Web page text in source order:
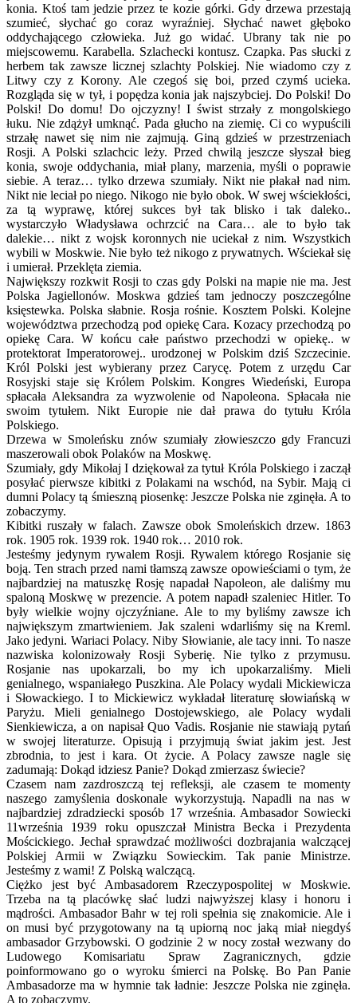
konia. Ktoś tam jedzie przez te kozie górki. Gdy drzewa przestają
szumieć, słychać go coraz wyraźniej. Słychać nawet głęboko
oddychającego człowieka. Już go widać. Ubrany tak nie po
miejscowemu. Karabella. Szlachecki kontusz. Czapka. Pas słucki z
herbem tak zawsze licznej szlachty Polskiej. Nie wiadomo czy z
Litwy czy z Korony. Ale czegoś się boi, przed czymś ucieka.
Rozgląda się w tył, i popędza konia jak najszybciej. Do Polski! Do
Polski! Do domu! Do ojczyzny! I świst strzały z mongolskiego
łuku. Nie zdążył umknąć. Pada głucho na ziemię. Ci co wypuścili
strzałę nawet się nim nie zajmują. Giną gdzieś w przestrzeniach
Rosji. A Polski szlachcic leży. Przed chwilą jeszcze słyszał bieg
konia, swoje oddychania, miał plany, marzenia, myśli o poprawie
siebie. A teraz… tylko drzewa szumiały. Nikt nie płakał nad nim.
Nikt nie leciał po niego. Nikogo nie było obok. W swej wściekłości,
za tą wyprawę, której sukces był tak blisko i tak daleko..
wystarczyło Władysława ochrzcić na Cara… ale to było tak
dalekie… nikt z wojsk koronnych nie uciekał z nim. Wszystkich
wybili w Moskwie. Nie było też nikogo z prywatnych. Wściekał się
i umierał. Przeklęta ziemia.
Największy rozkwit Rosji to czas gdy Polski na mapie nie ma. Jest
Polska Jagiellonów. Moskwa gdzieś tam jednoczy poszczególne
księstewka. Polska słabnie. Rosja rośnie. Kosztem Polski. Kolejne
województwa przechodzą pod opiekę Cara. Kozacy przechodzą po
opiekę Cara. W końcu całe państwo przechodzi w opiekę.. w
protektorat Imperatorowej.. urodzonej w Polskim dziś Szczecinie.
Król Polski jest wybierany przez Carycę. Potem z urzędu Car
Rosyjski staje się Królem Polskim. Kongres Wiedeński, Europa
spłacała Aleksandra za wyzwolenie od Napoleona. Spłacała nie
swoim tytułem. Nikt Europie nie dał prawa do tytułu Króla
Polskiego.
Drzewa w Smoleńsku znów szumiały złowieszczo gdy Francuzi
maszerowali obok Polaków na Moskwę.
Szumiały, gdy Mikołaj I dziękował za tytuł Króla Polskiego i zaczął
posyłać pierwsze kibitki z Polakami na wschód, na Sybir. Mają ci
dumni Polacy tą śmieszną piosenkę: Jeszcze Polska nie zginęła. A to
zobaczymy.
Kibitki ruszały w falach. Zawsze obok Smoleńskich drzew. 1863
rok. 1905 rok. 1939 rok. 1940 rok… 2010 rok.
Jesteśmy jedynym rywalem Rosji. Rywalem którego Rosjanie się
boją. Ten strach przed nami tłamszą zawsze opowieściami o tym, że
najbardziej na matuszkę Rosję napadał Napoleon, ale daliśmy mu
spaloną Moskwę w prezencie. A potem napadł szaleniec Hitler. To
były wielkie wojny ojczyźniane. Ale to my byliśmy zawsze ich
największym zmartwieniem. Jak szaleni wdarliśmy się na Kreml.
Jako jedyni. Wariaci Polacy. Niby Słowianie, ale tacy inni. To nasze
nazwiska kolonizowały Rosji Syberię. Nie tylko z przymusu.
Rosjanie nas upokarzali, bo my ich upokarzaliśmy. Mieli
genialnego, wspaniałego Puszkina. Ale Polacy wydali Mickiewicza
i Słowackiego. I to Mickiewicz wykładał literaturę słowiańską w
Paryżu. Mieli genialnego Dostojewskiego, ale Polacy wydali
Sienkiewicza, a on napisał Quo Vadis. Rosjanie nie stawiają pytań
w swojej literaturze. Opisują i przyjmują świat jakim jest. Jest
zbrodnia, to jest i kara. Ot życie. A Polacy zawsze nagle się
zadumają: Dokąd idziesz Panie? Dokąd zmierzasz świecie?
Czasem nam zazdroszczą tej refleksji, ale czasem te momenty
naszego zamyślenia doskonale wykorzystują. Napadli na nas w
najbardziej zdradziecki sposób 17 września. Ambasador Sowiecki
11września 1939 roku opuszczał Ministra Becka i Prezydenta
Mościckiego. Jechał sprawdzać możliwości dozbrajania walczącej
Polskiej Armii w Związku Sowieckim. Tak panie Ministrze.
Jesteśmy z wami! Z Polską walczącą.
Ciężko jest być Ambasadorem Rzeczypospolitej w Moskwie.
Trzeba na tą placówkę słać ludzi najwyższej klasy i honoru i
mądrości. Ambasador Bahr w tej roli spełnia się znakomicie. Ale i
on musi być przygotowany na tą upiorną noc jaką miał niegdyś
ambasador Grzybowski. O godzinie 2 w nocy został wezwany do
Ludowego Komisariatu Spraw Zagranicznych, gdzie
poinformowano go o wyroku śmierci na Polskę. Bo Pan Panie
Ambasadorze ma w hymnie tak ładnie: Jeszcze Polska nie zginęła.
A to zobaczymy.